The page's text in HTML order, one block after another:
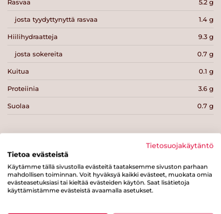
Rasvaa 5.2 g
josta tyydyttynyttä rasvaa 1.4 g
Hiilihydraatteja 9.3 g
josta sokereita 0.7 g
Kuitua 0.1 g
Proteiinia 3.6 g
Suolaa 0.7 g
Tulosta sivu Jaa tuote
Tietosuojakäytäntö
Tietoa evästeistä
Käytämme tällä sivustolla evästeitä taataksemme sivuston parhaan
mahdollisen toiminnan. Voit hyväksyä kaikki evästeet, muokata omia
evästeasetuksiasi tai kieltää evästeiden käytön. Saat lisätietoja
käyttämistämme evästeistä avaamalla asetukset.